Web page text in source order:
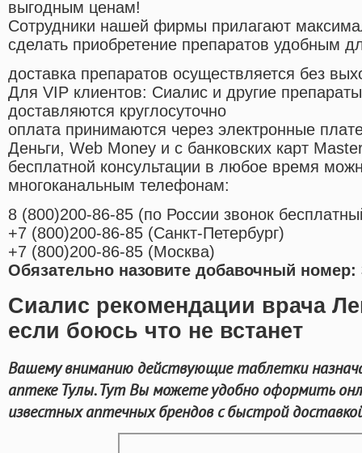
выгодным ценам!
Cотрудники нашей фирмы прилагают
сделать приобретение препаратов удобным
доставка препаратов осуществляется без
Для VIP клиентов: Сиалис и другие
доставляются круглосуточно
оплата принимаются через электронные
Деньги, Web Money и с банковских карт
бесплатной консультации в любое время
многоканальным телефонам:
8 (800)200-86-85 (по России звонок
+7 (800)200-86-85 (Санкт-Петербург)
+7 (800)200-86-85 (Москва)
Обязательно назовите добавочный номер:
Сиалис рекомендации врача
если боюсь что не встанет
Вашему вниманию действующие таблетки
аптеке Тулы. Тут Вы можете удобно оформить
известных аптечных брендов с быстрой